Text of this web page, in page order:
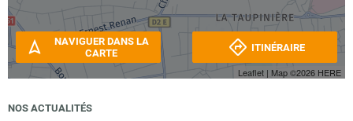
Leaflet | Map ©2026 HERE
NAVIGUER DANS LA
CARTE
ITINÉRAIRE
NOS ACTUALITÉS